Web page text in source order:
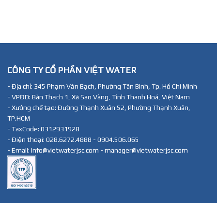
CÔNG TY CỔ PHẦN VIỆT WATER
- Địa chỉ: 345 Phạm Văn Bạch, Phường Tân Bình, Tp. Hồ Chí Minh
- VPĐD: Bàn Thạch 1, Xã Sao Vàng, Tỉnh Thanh Hoá, Việt Nam
- Xưởng chế tạo: Đường Thạnh Xuân 52, Phường Thạnh Xuân,
TP.HCM
- TaxCode: 0312931928
- Điện thoại: 028.6272.4888 - 0904.506.065
- Email: Info@vietwaterjsc.com - manager@vietwaterjsc.com